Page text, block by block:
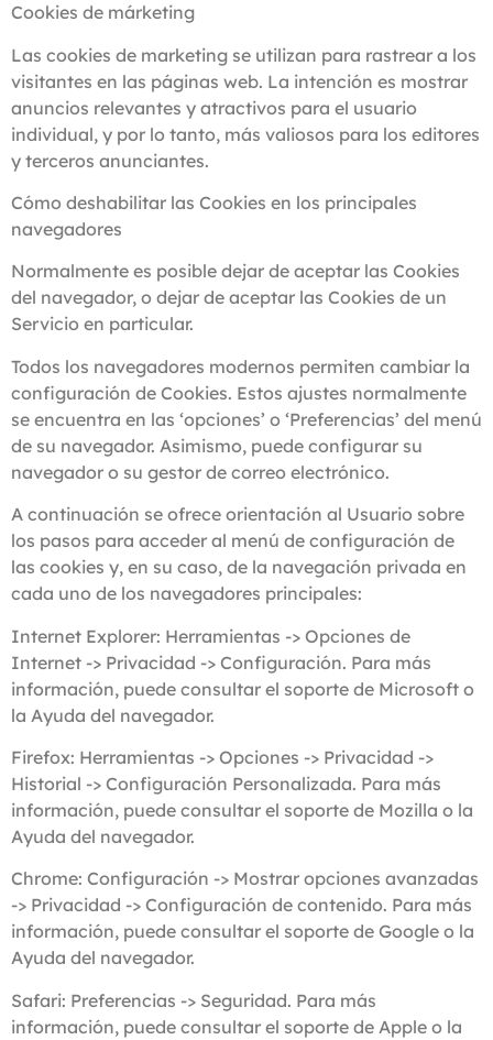
Cookies de márketing
Las cookies de marketing se utilizan para rastrear a los
visitantes en las páginas web. La intención es mostrar
anuncios relevantes y atractivos para el usuario
individual, y por lo tanto, más valiosos para los editores
y terceros anunciantes.
Cómo deshabilitar las Cookies en los principales
navegadores
Normalmente es posible dejar de aceptar las Cookies
del navegador, o dejar de aceptar las Cookies de un
Servicio en particular.
Todos los navegadores modernos permiten cambiar la
configuración de Cookies. Estos ajustes normalmente
se encuentra en las ‘opciones’ o ‘Preferencias’ del menú
de su navegador. Asimismo, puede configurar su
navegador o su gestor de correo electrónico.
A continuación se ofrece orientación al Usuario sobre
los pasos para acceder al menú de configuración de
las cookies y, en su caso, de la navegación privada en
cada uno de los navegadores principales:
Internet Explorer: Herramientas -> Opciones de
Internet -> Privacidad -> Configuración. Para más
información, puede consultar el soporte de Microsoft o
la Ayuda del navegador.
Firefox: Herramientas -> Opciones -> Privacidad ->
Historial -> Configuración Personalizada. Para más
información, puede consultar el soporte de Mozilla o la
Ayuda del navegador.
Chrome: Configuración -> Mostrar opciones avanzadas
-> Privacidad -> Configuración de contenido. Para más
información, puede consultar el soporte de Google o la
Ayuda del navegador.
Safari: Preferencias -> Seguridad. Para más
información, puede consultar el soporte de Apple o la